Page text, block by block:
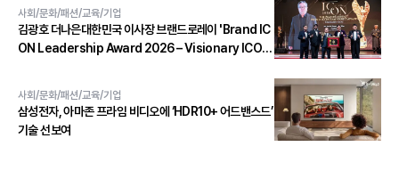
사회/문화/패션/교육/기업
김광호 더나은대한민국 이사장 브랜드로레이 'Brand IC
ON Leadership Award 2026 – Visionary ICON'
사회/문화/패션/교육/기업
삼성전자, 아마존 프라임 비디오에 ‘HDR10+ 어드밴스드’
기술 선보여